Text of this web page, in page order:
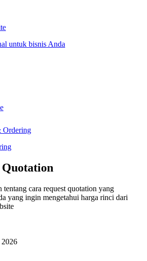
untuk bisnis Anda
Ordering
Quotation
cara request quotation yang
yang ingin mengetahui harga rinci dari